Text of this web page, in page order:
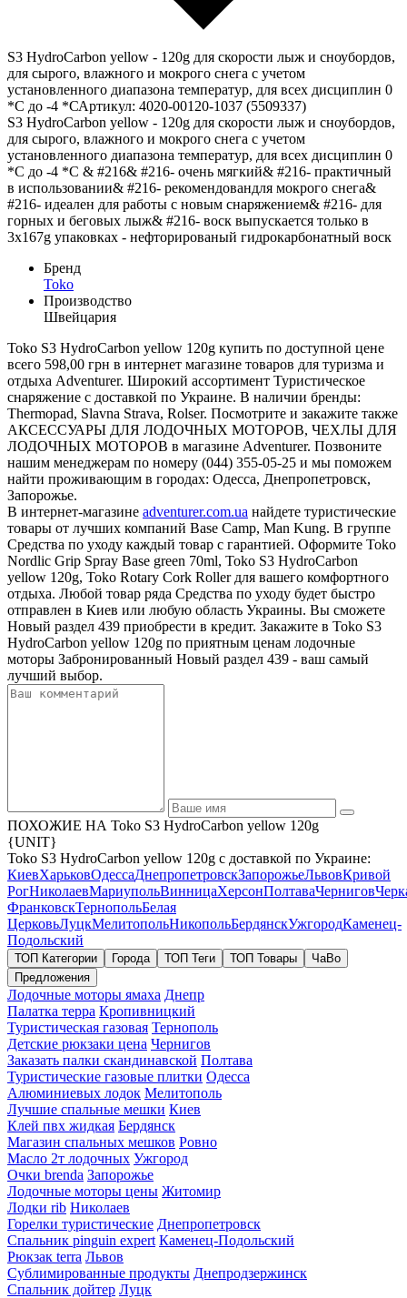
S3 HydroCarbon yellow - 120g для скорости лыж и сноубордов,
для сырого, влажного и мокрого снега с учетом
установленного диапазона температур, для всех дисциплин 0
*С до -4 *САртикул: 4020-00120-1037 (5509337)
S3 HydroCarbon yellow - 120g для скорости лыж и сноубордов,
для сырого, влажного и мокрого снега с учетом
установленного диапазона температур, для всех дисциплин 0
*С до -4 *С & #216& #216- очень мягкий& #216- практичный
в использовании& #216- рекомендовандля мокрого снега&
#216- идеален для работы с новым снаряжением& #216- для
горных и беговых лыж& #216- воск выпускается только в
3x167g упаковках - нефторированый гидрокарбонатный воск
Бренд
Toko
Производство
Швейцария
Toko S3 HydroCarbon yellow 120g купить по доступной цене
всего 598,00 грн в интернет магазине товаров для туризма и
отдыха Adventurer. Широкий ассортимент Туристическое
снаряжение с доставкой по Украине. В наличии бренды:
Thermopad, Slavna Strava, Rolser. Посмотрите и закажите также
АКСЕССУАРЫ ДЛЯ ЛОДОЧНЫХ МОТОРОВ, ЧЕХЛЫ ДЛЯ
ЛОДОЧНЫХ МОТОРОВ в магазине Adventurer. Позвоните
нашим менеджерам по номеру (044) 355-05-25 и мы поможем
найти проживающим в городах: Одесса, Днепропетровск,
Запорожье.
В интернет-магазине adventurer.com.ua найдете туристические
товары от лучших компаний Base Camp, Man Kung. В группе
Средства по уходу каждый товар с гарантией. Оформите Toko
Nordlic Grip Spray Base green 70ml, Toko S3 HydroCarbon
yellow 120g, Toko Rotary Cork Roller для вашего комфортного
отдыха. Любой товар ряда Средства по уходу будет быстро
отправлен в Киев или любую область Украины. Вы сможете
Новый раздел 439 приобрести в кредит. Закажите в Toko S3
HydroCarbon yellow 120g по приятным ценам лодочные
моторы Забронированный Новый раздел 439 - ваш самый
лучший выбор.
ПОХОЖИЕ НА Toko S3 HydroCarbon yellow 120g
{UNIT}
Toko S3 HydroCarbon yellow 120g с доставкой по Украине:
КиевХарьковОдессаДнепропетровскЗапорожьеЛьвовКривой
РогНиколаевМариупольВинницаХерсонПолтаваЧернигов
ФранковскТернопольБелая
ЦерковьЛуцкМелитопольНикопольБердянскУжгородКаменец-
Подольский
ТОП Категории Города ТОП Теги ТОП Товары
ЧаВо
Предложения
Лодочные моторы ямаха Днепр
Палатка терра Кропивницкий
Туристическая газовая Тернополь
Детские рюкзаки цена Чернигов
Заказать палки скандинавской Полтава
Туристические газовые плитки Одесса
Алюминиевых лодок Мелитополь
Лучшие спальные мешки Киев
Клей пвх жидкая Бердянск
Магазин спальных мешков Ровно
Масло 2т лодочных Ужгород
Очки brenda Запорожье
Лодочные моторы цены Житомир
Лодки rib Николаев
Горелки туристические Днепропетровск
Спальник pinguin expert Каменец-Подольский
Рюкзак terra Львов
Сублимированные продукты Днепродзержинск
Спальник дойтер Луцк